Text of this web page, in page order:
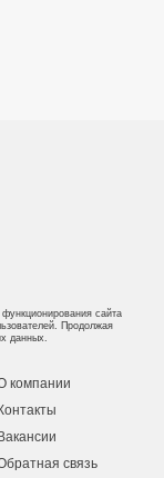
сайта
Продолжая
данных.
компании
Контакты
Вакансии
связь